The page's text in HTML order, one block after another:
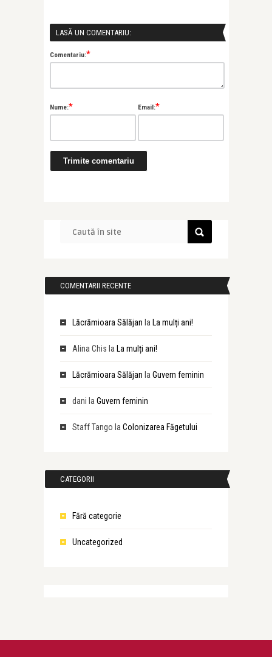
LASĂ UN COMENTARIU:
Comentariu:*
Nume:* Email:*
COMENTARII RECENTE
Lăcrămioara Sălăjan la La mulți ani!
Alina Chis la La mulți ani!
Lăcrămioara Sălăjan la Guvern feminin
dani la Guvern feminin
Staff Tango la Colonizarea Făgetului
CATEGORII
Fără categorie
Uncategorized